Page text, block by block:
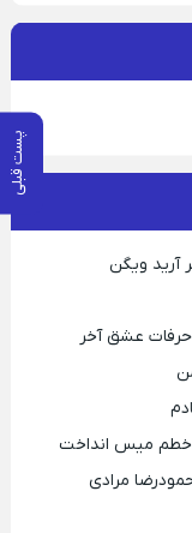
پست قبلی
آرید ویگن
حرفات عشق آخر
خطم میس انداخت
مرادی